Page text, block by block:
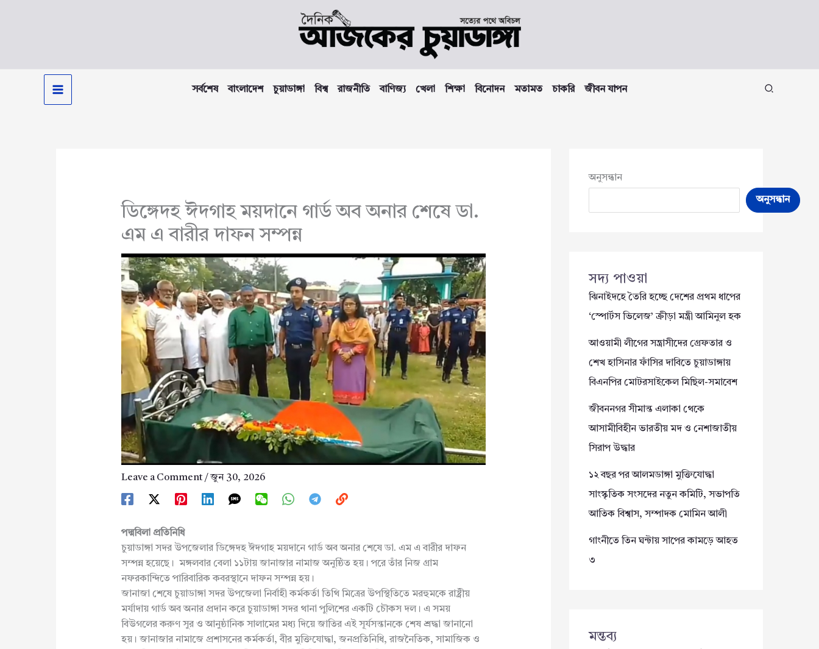
সর্বশেষ বাংলাদেশ চুয়াডাঙ্গা বিশ্ব রাজনীতি বাণিজ্য খেলা শিক্ষা বিনোদন মতামত চাকরি জীবন যাপন
ডিঙ্গেদহ ঈদগাহ ময়দানে গার্ড অব অনার শেষে ডা.
এম এ বারীর দাফন সম্পন্ন
Leave a Comment /জুন 30, 2026
পদ্মবিলা প্রতিনিধি
চুয়াডাঙ্গা সদর উপজেলার ডিঙ্গেদহ ঈদগাহ ময়দানে গার্ড অব অনার শেষে ডা. এম এ বারীর দাফন
সম্পন্ন হয়েছে। মঙ্গলবার বেলা ১১টায় জানাজার নামাজ অনুষ্ঠিত হয়। পরে তাঁর নিজ গ্রাম
নফরকান্দিতে পারিবারিক কবরস্থানে দাফন সম্পন্ন হয়।
জানাজা শেষে চুয়াডাঙ্গা সদর উপজেলা নির্বাহী কর্মকর্তা তিথি মিত্রের উপস্থিতিতে মরহুমকে রাষ্ট্রীয়
মর্যাদায় গার্ড অব অনার প্রদান করে চুয়াডাঙ্গা সদর থানা পুলিশের একটি চৌকস দল। এ সময়
বিউগলের করুণ সুর ও আনুষ্ঠানিক সালামের মধ্য দিয়ে জাতির এই সূর্যসন্তানকে শেষ শ্রদ্ধা জানানো
হয়। জানাজার নামাজে প্রশাসনের কর্মকর্তা, বীর মুক্তিযোদ্ধা, জনপ্রতিনিধি, রাজনৈতিক, সামাজিক ও
অনুসন্ধান
অনুসন্ধান
সদ্য পাওয়া
ঝিনাইদহে তৈরি হচ্ছে দেশের প্রথম ধাপের
‘স্পোর্টস ভিলেজ’ ক্রীড়া মন্ত্রী আমিনুল হক
আওয়ামী লীগের সন্ত্রাসীদের গ্রেফতার ও
শেখ হাসিনার ফাঁসির দাবিতে চুয়াডাঙ্গায়
বিএনপির মোটরসাইকেল মিছিল-সমাবেশ
জীবননগর সীমান্ত এলাকা থেকে
আসামীবিহীন ভারতীয় মদ ও নেশাজাতীয়
সিরাপ উদ্ধার
১২ বছর পর আলমডাঙ্গা মুক্তিযোদ্ধা
সাংস্কৃতিক সংসদের নতুন কমিটি, সভাপতি
আতিক বিশ্বাস, সম্পাদক মোমিন আলী
গাংনীতে তিন ঘন্টায় সাপের কামড়ে আহত
৩
মন্তব্য